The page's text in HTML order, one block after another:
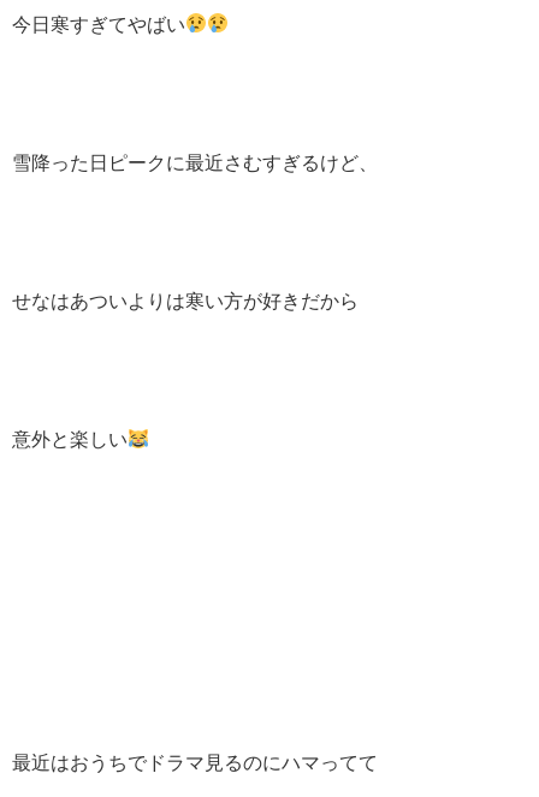
今日寒すぎてやばい
雪降った日ピークに最近さむすぎるけど、
せなはあついよりは寒い方が好きだから
意外と楽しい
最近はおうちでドラマ見るのにハマってて